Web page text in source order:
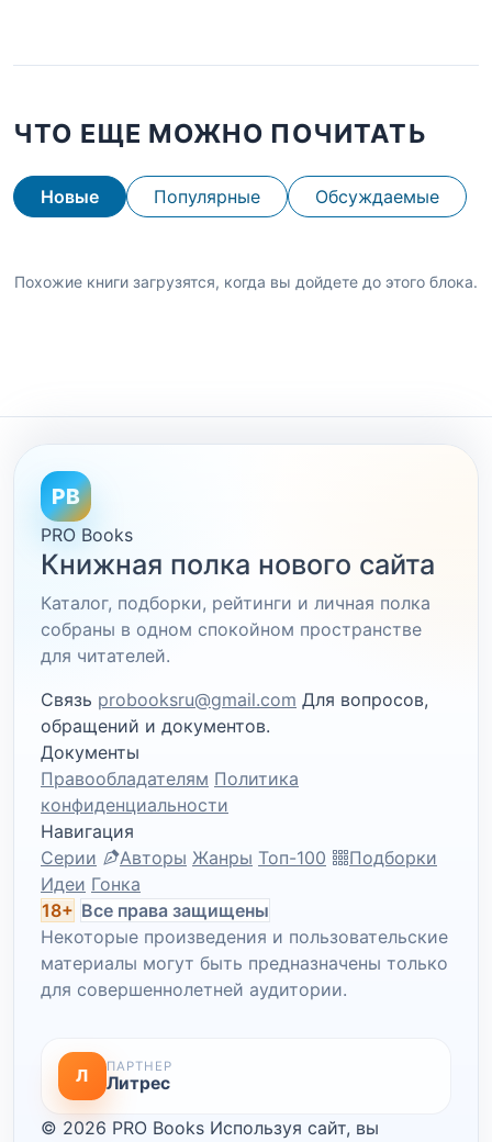
ЧТО ЕЩЕ МОЖНО ПОЧИТАТЬ
Новые Популярные Обсуждаемые
Похожие книги загрузятся, когда вы дойдете до этого блока.
PB
PRO Books
Книжная полка нового сайта
Каталог, подборки, рейтинги и личная полка
собраны в одном спокойном пространстве
для читателей.
Связь probooksru@gmail.com Для вопросов,
обращений и документов.
Документы
Правообладателям Политика
конфиденциальности
Навигация
Серии
Авторы Жанры Топ-100
Подборки
Идеи Гонка
18+ Все права защищены
Некоторые произведения и пользовательские
материалы могут быть предназначены только
для совершеннолетней аудитории.
Л ПАРТНЕР
Литрес
© 2026 PRO Books Используя сайт, вы